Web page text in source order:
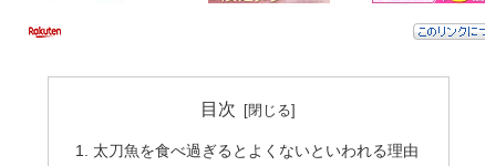
目次
太刀魚を食べ過ぎるとよくないといわれる理由